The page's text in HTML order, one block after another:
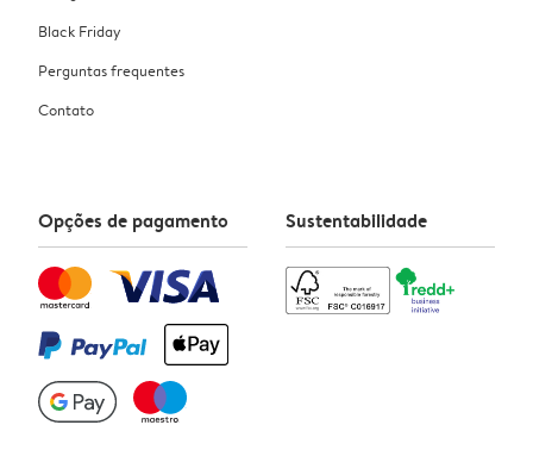
Black Friday
Perguntas frequentes
Contato
Opções de pagamento Sustentabilidade